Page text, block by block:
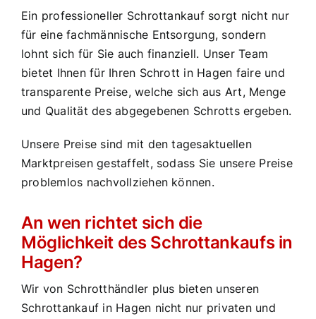
Ein professioneller Schrottankauf sorgt nicht nur
für eine fachmännische Entsorgung, sondern
lohnt sich für Sie auch finanziell. Unser Team
bietet Ihnen für Ihren Schrott in Hagen faire und
transparente Preise, welche sich aus Art, Menge
und Qualität des abgegebenen Schrotts ergeben.
Unsere Preise sind mit den tagesaktuellen
Marktpreisen gestaffelt, sodass Sie unsere Preise
problemlos nachvollziehen können.
An wen richtet sich die
Möglichkeit des Schrottankaufs in
Hagen?
Wir von Schrotthändler plus bieten unseren
Schrottankauf in Hagen nicht nur privaten und